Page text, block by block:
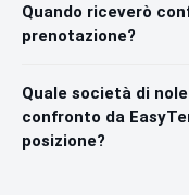
Quando riceverò
prenotazione?
Quale società di
confronto da
posizione?